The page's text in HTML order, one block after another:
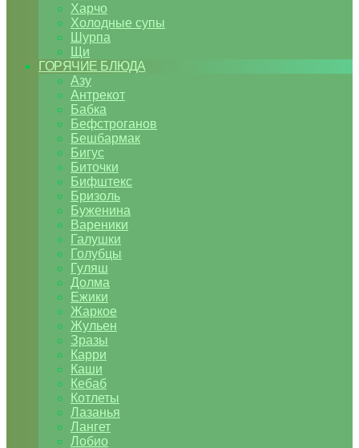
Харчо
Холодные супы
Шурпа
Щи
ГОРЯЧИЕ БЛЮДА
Азу
Антрекот
Бабка
Бефстроганов
Бешбармак
Бигус
Биточки
Бифштекс
Бризоль
Буженина
Вареники
Галушки
Голубцы
Гуляш
Долма
Ежики
Жаркое
Жульен
Зразы
Карри
Каши
Кебаб
Котлеты
Лазанья
Лангет
Лобио